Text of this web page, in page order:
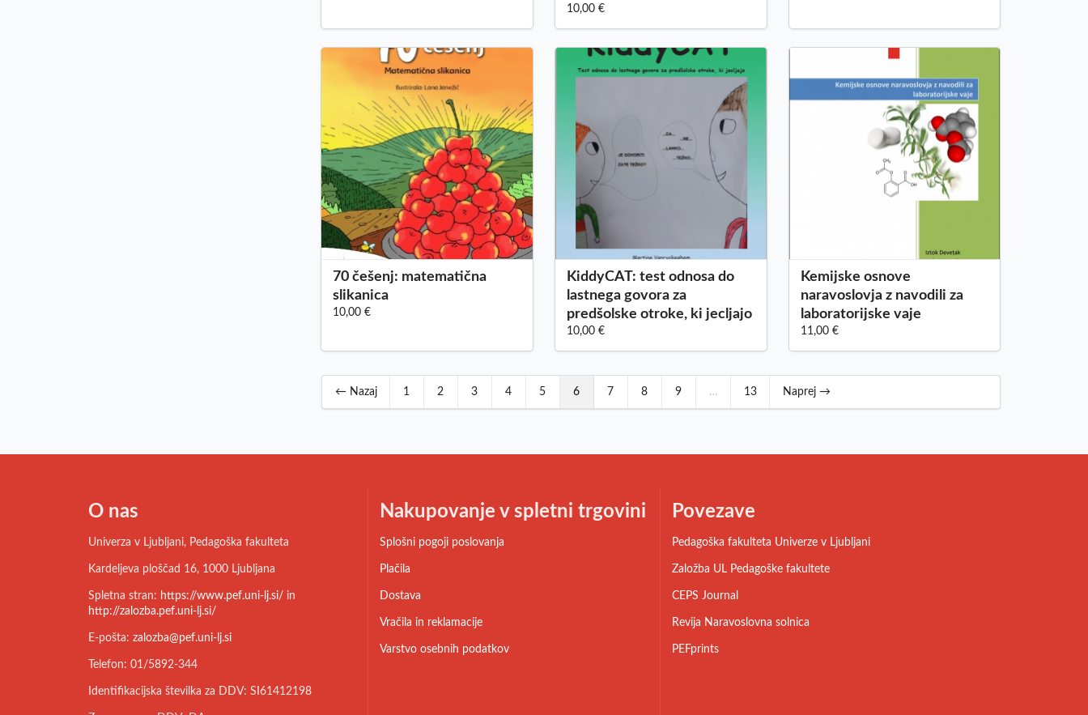
10,00 €
70 češenj: matematična
slikanica
10,00 €
KiddyCAT: test odnosa do
lastnega govora za
predšolske otroke, ki jecljajo
10,00 €
Kemijske osnove
naravoslovja z navodili za
laboratorijske vaje
11,00 €
← Nazaj 1 2 3 4 5 6 7 8 9 … 13 Naprej →
O nas
Univerza v Ljubljani, Pedagoška fakulteta
Kardeljeva ploščad 16, 1000 Ljubljana
Spletna stran: https://www.pef.uni-lj.si/ in
http://zalozba.pef.uni-lj.si/
E-pošta: zalozba@pef.uni-lj.si
Telefon: 01/5892-344
Identifikacijska številka za DDV: SI61412198
Nakupovanje v spletni trgovini
Splošni pogoji poslovanja
Plačila
Dostava
Vračila in reklamacije
Varstvo osebnih podatkov
Povezave
Pedagoška fakulteta Univerze v Ljubljani
Založba UL Pedagoške fakultete
CEPS Journal
Revija Naravoslovna solnica
PEFprints